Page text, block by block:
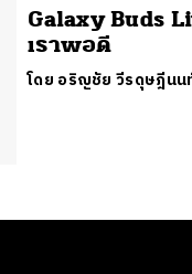
Galaxy Buds
เราพอดี
โดย อริญชัย วีรดุษฎีนน